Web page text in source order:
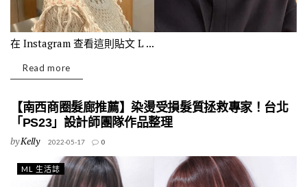
在 Instagram 查看這則貼文 L ...
Read more
【南西商圈髮廊推薦】染燙受損髮質拯救專家！台北
「PS23」設計師團隊作品整理
byKelly 2022-05-17 0
ML 生活誌